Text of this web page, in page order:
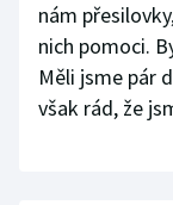
nám
nich pomoci.
Měli jsme pár
však rád, že